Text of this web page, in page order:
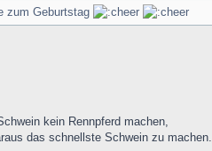
zum Geburtstag
kein Rennpferd machen,
das schnellste Schwein zu machen.